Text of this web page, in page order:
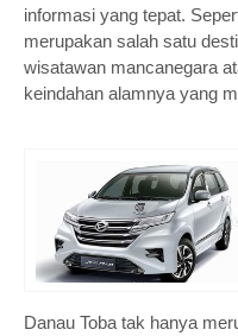
informasi yang tepat.
merupakan salah satu
wisatawan mancanegara
keindahan alamnya yang
Danau Toba tak hanya